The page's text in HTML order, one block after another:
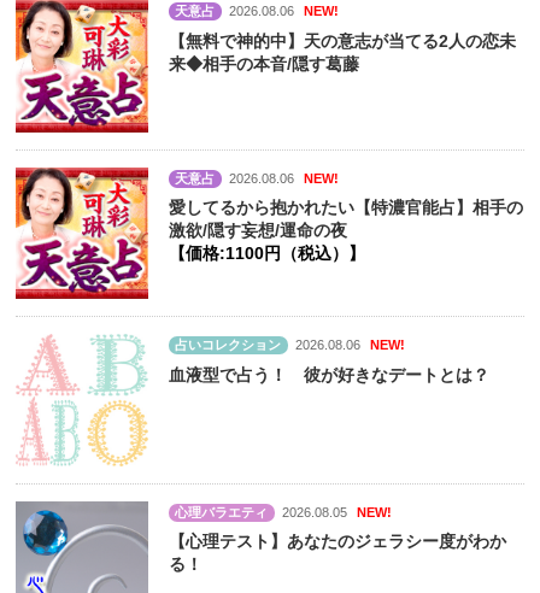
天意占 2026.08.06 NEW!
【無料で神的中】天の意志が当てる2人の恋未
来◆相手の本音/隠す葛藤
天意占 2026.08.06 NEW!
愛してるから抱かれたい【特濃官能占】相手の
激欲/隠す妄想/運命の夜
【価格:1100円（税込）】
占いコレクション 2026.08.06 NEW!
血液型で占う！ 彼が好きなデートとは？
心理バラエティ 2026.08.05 NEW!
【心理テスト】あなたのジェラシー度がわか
る！